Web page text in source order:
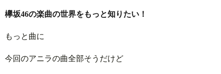
欅坂46の楽曲の世界をもっと知りたい！
もっと曲に
今回のアニラの曲全部そうだけど